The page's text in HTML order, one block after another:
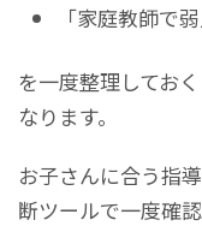
「家庭教師で
を一度整理してお
なります。
お子さんに合う指
断ツールで一度確